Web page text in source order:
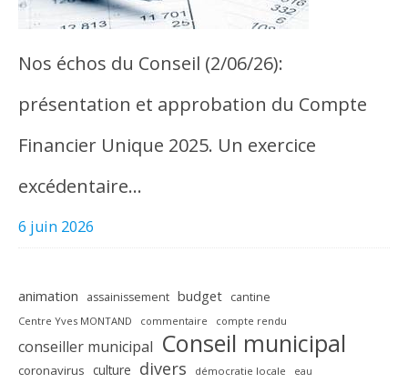
Nos échos du Conseil (2/06/26):
présentation et approbation du Compte
Financier Unique 2025. Un exercice
excédentaire…
6 juin 2026
animation assainissement budget cantine
Centre Yves MONTAND commentaire compte rendu
conseiller municipal Conseil municipal
coronavirus culture divers démocratie locale eau